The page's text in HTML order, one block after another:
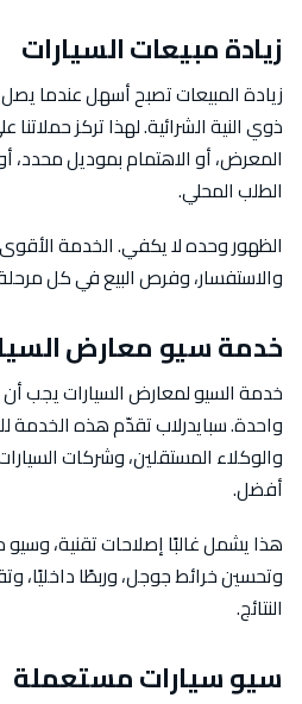
زيادة مبيعات السيارات
زيادة المبيعات تصبح أسهل عندما
ذوي النية الشرائية. لهذا تركز حملاتنا
المعرض، أو الاهتمام بموديل محدد، أو
الطلب المحلي.
الظهور وحده لا يكفي. الخدمة الأقوى
والاستفسار، وفرص البيع في كل
خدمة سيو معارض
خدمة السيو لمعارض السيارات يجب
واحدة. سبايدرلاب تقدّم هذه الخدمة
والوكلاء المستقلين، وشركات
أفضل.
هذا يشمل غالبًا إصلاحات تقنية،
وتحسين خرائط جوجل، وربطًا داخليًا،
النتائج.
سيو سيارات مستعملة